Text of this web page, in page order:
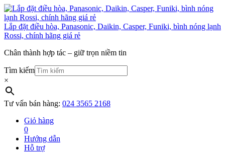
Lắp đặt điều hòa, Panasonic, Daikin, Casper, Funiki, bình nóng lạnh
Rossi, chính hãng giá rẻ
Chân thành hợp tác – giữ trọn niềm tin
Tìm kiếm
×
Tư vấn bán hàng: 024 3565 2168
Giỏ hàng
0
Hướng dẫn
Hỗ trợ